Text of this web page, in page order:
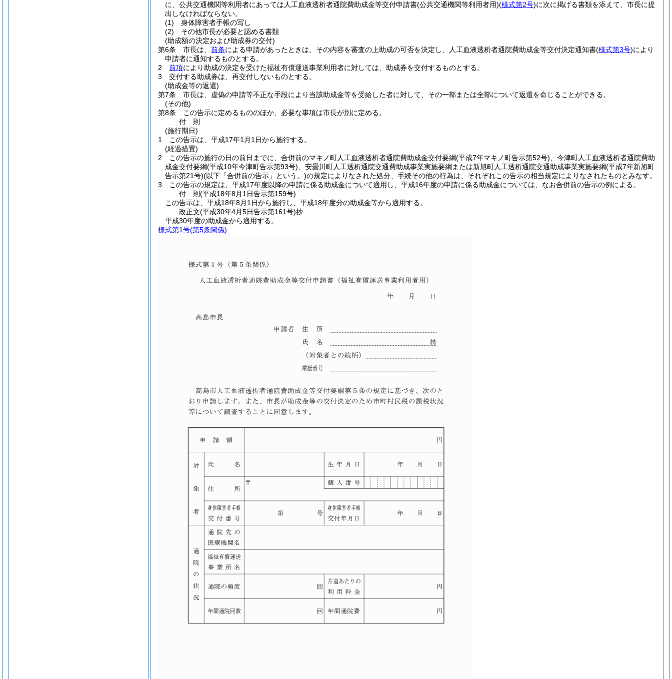
に、公共交通機関等利用者にあっては人工血液透析者通院費助成金等交付申請書(公共交通機関等利用者用)(様式第2号)に次に掲げる書類を添えて、市長に提
出しなければならない。
(1)
身体障害者手帳の写し
(2)
その他市長が必要と認める書類
(助成額の決定および助成券の交付)
第6条
市長は、 前条による申請があったときは、その内容を審査の上助成の可否を決定し、人工血液透析者通院費助成金等交付決定通知書(様式第3号)により
申請者に通知するものとする。
2
前項により助成の決定を受けた福祉有償運送事業利用者に対しては、助成券を交付するものとする。
3
交付する助成券は、再交付しないものとする。
(助成金等の返還)
第7条
市長は、虚偽の申請等不正な手段により当該助成金等を受給した者に対して、その一部または全部について返還を命じることができる。
(その他)
第8条
この告示に定めるもののほか、必要な事項は市長が別に定める。
付 則
(施行期日)
1
この告示は、平成17年1月1日から施行する。
(経過措置)
2
この告示の施行の日の前日までに、合併前のマキノ町人工血液透析者通院費助成金交付要綱(平成7年マキノ町告示第52号) 、今津町人工血液透析者通院費助
成金交付要綱(平成10年今津町告示第93号) 、安曇川町人工透析通院交通費助成事業実施要綱または新旭町人工透析通院交通助成事業実施要綱(平成7年新旭町
告示第21号)(以下「合併前の告示」という。)の規定によりなされた処分、手続その他の行為は、それぞれこの告示の相当規定によりなされたものとみなす。
3
この告示の規定は、平成17年度以降の申請に係る助成金について適用し、平成16年度の申請に係る助成金については、なお合併前の告示の例による。
付 則(平成18年8月1日告示第159号)
この告示は、平成18年8月1日から施行し、平成18年度分の助成金等から適用する。
改正文(平成30年4月5日告示第161号)抄
平成30年度の助成金から適用する。
様式第1号(第5条関係)